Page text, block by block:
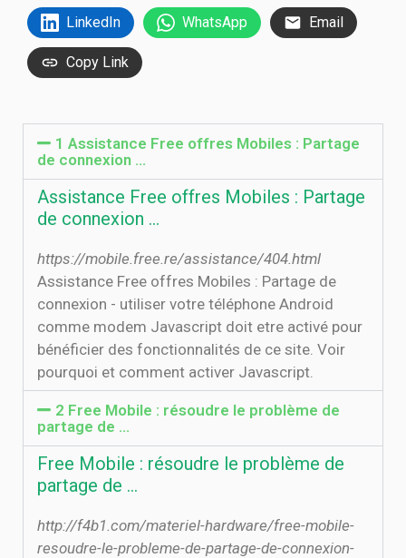
LinkedIn WhatsApp Email
Copy Link
1 Assistance Free offres Mobiles : Partage
de connexion ...
Assistance Free offres Mobiles : Partage
de connexion ...
https://mobile.free.re/assistance/404.html
Assistance Free offres Mobiles : Partage de
connexion - utiliser votre téléphone Android
comme modem Javascript doit etre activé pour
bénéficier des fonctionnalités de ce site. Voir
pourquoi et comment activer Javascript.
2 Free Mobile : résoudre le problème de
partage de …
Free Mobile : résoudre le problème de
partage de …
http://f4b1.com/materiel-hardware/free-mobile-
resoudre-le-probleme-de-partage-de-connexion-